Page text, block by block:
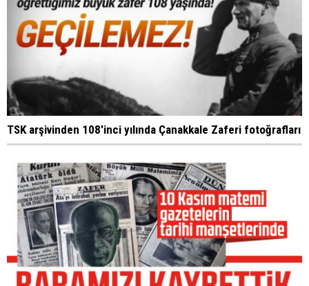
TSK arşivinden 108'inci yılında Çanakkale Zaferi fotoğrafları